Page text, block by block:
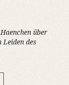
über
Leiden des